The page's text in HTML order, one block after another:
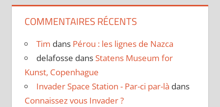
COMMENTAIRES RÉCENTS
Tim dans Pérou : les lignes de Nazca
delafosse dans Statens Museum for
Kunst, Copenhague
Invader Space Station - Par-ci par-là dans
Connaissez vous Invader ?